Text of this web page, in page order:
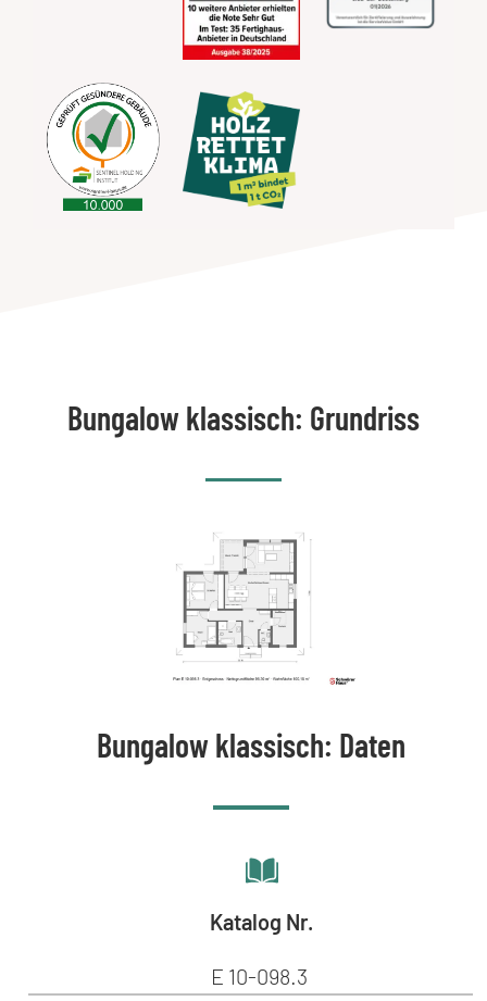
Bungalow klassisch: Grundriss
Bungalow klassisch: Daten
Katalog Nr.
E 10-098.3